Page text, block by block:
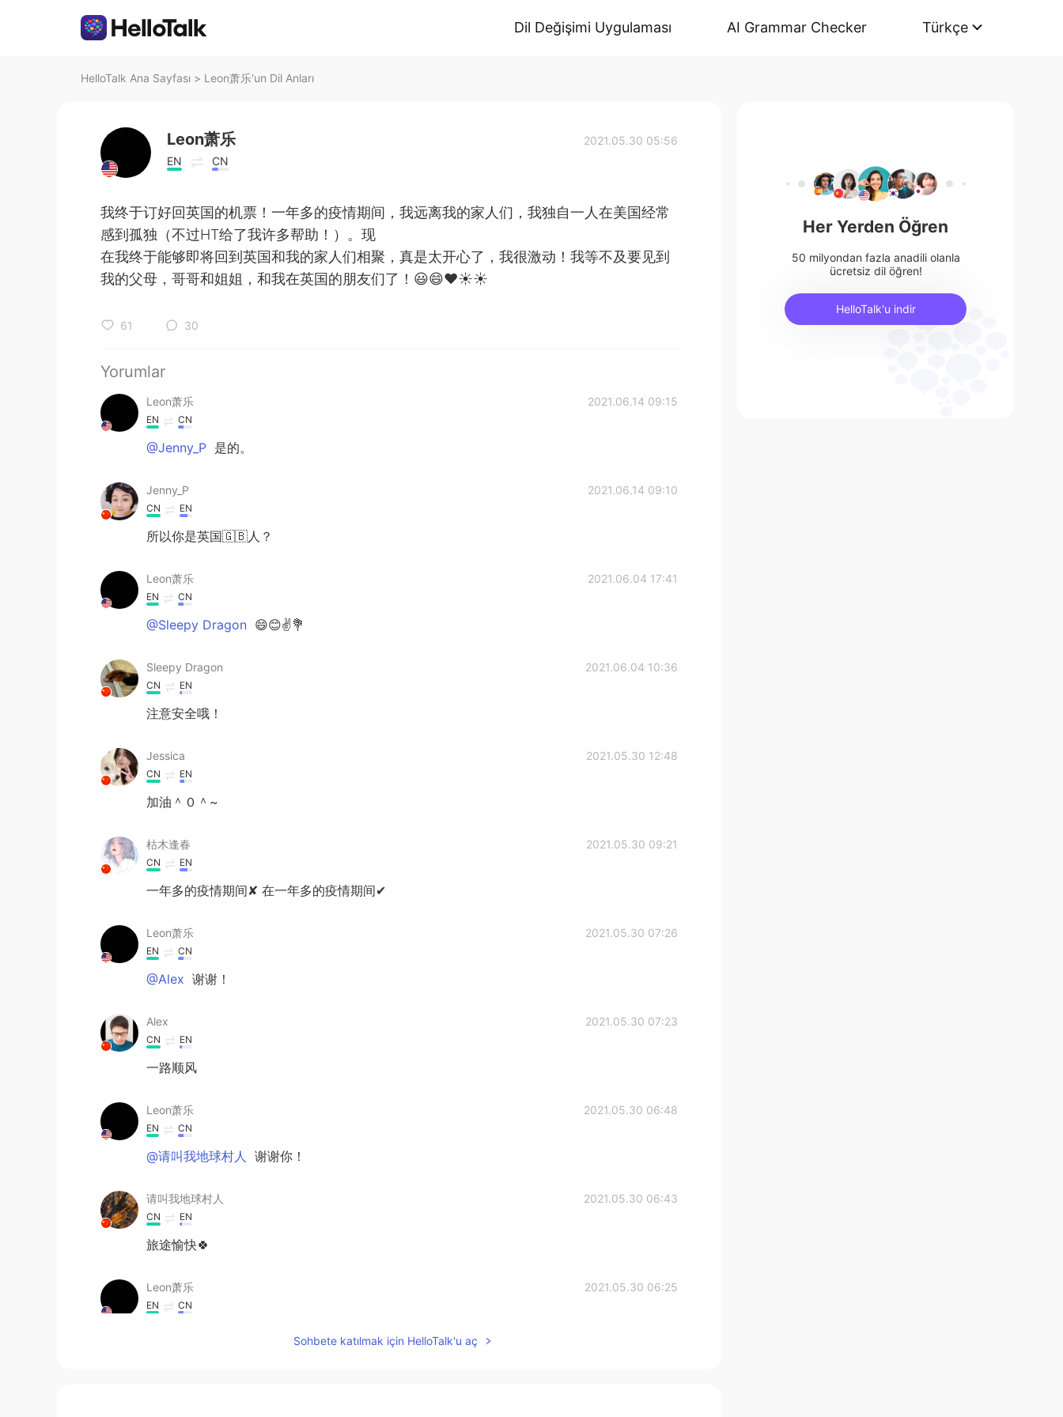
Dil Değişimi Uygulaması AI Grammar Checker Türkçe
HelloTalk Ana Sayfası > Leon萧乐'un Dil Anları
Leon萧乐
EN CN
2021.05.30 05:56
我终于订好回英国的机票！一年多的疫情期间，我远离我的家人们，我独自一人在美国经常
感到孤独（不过HT给了我许多帮助！）。现
在我终于能够即将回到英国和我的家人们相聚，真是太开心了，我很激动！我等不及要见到
我的父母，哥哥和姐姐，和我在英国的朋友们了！😃😄❤☀☀
61 30
Yorumlar
Leon萧乐 2021.06.14 09:15
EN CN
@Jenny_P 是的。
Jenny_P 2021.06.14 09:10
CN EN
所以你是英国🇬🇧人？
Leon萧乐 2021.06.04 17:41
EN CN
@Sleepy Dragon 😄😊✌💐
Sleepy Dragon 2021.06.04 10:36
CN EN
注意安全哦！
Jessica 2021.05.30 12:48
CN EN
加油＾０＾~
枯木逢春 2021.05.30 09:21
CN EN
一年多的疫情期间✘ 在一年多的疫情期间✔
Leon萧乐 2021.05.30 07:26
EN CN
@Alex 谢谢！
Alex 2021.05.30 07:23
CN EN
一路顺风
Leon萧乐 2021.05.30 06:48
EN CN
@请叫我地球村人 谢谢你！
请叫我地球村人 2021.05.30 06:43
CN EN
旅途愉快🍀
Leon萧乐 2021.05.30 06:25
EN CN
Sohbete katılmak için HelloTalk'u aç
Her Yerden Öğren
50 milyondan fazla anadili olanla
ücretsiz dil öğren!
HelloTalk'u indir